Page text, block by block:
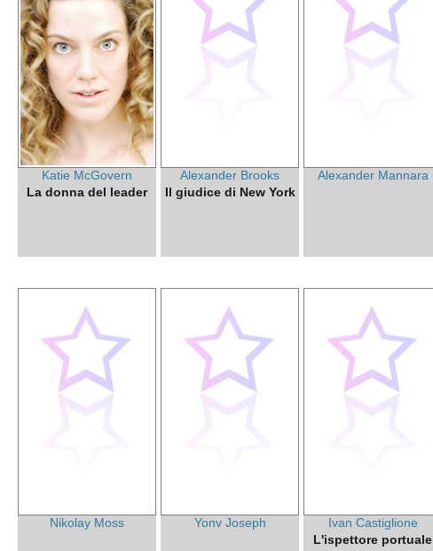
Katie McGovern
La donna del leader
Alexander Brooks
Il giudice di New York
Alexander Mannara
Nikolay Moss Yonv Joseph
Ivan Castiglione
L'ispettore portuale